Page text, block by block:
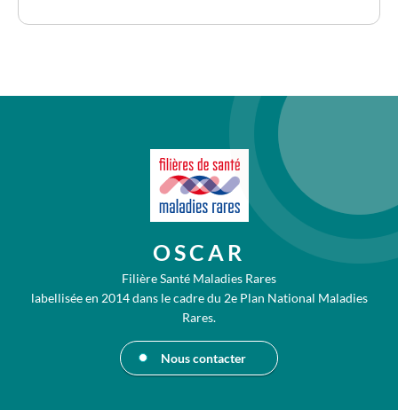
OSCAR
Filière Santé Maladies Rares
labellisée en 2014 dans le cadre du 2e Plan National Maladies
Rares.
Nous contacter